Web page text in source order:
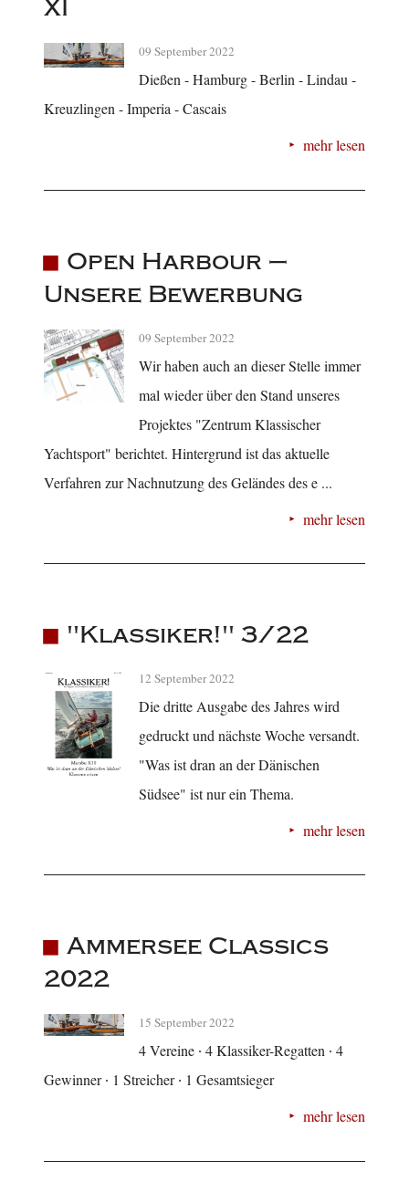
XI
09 September 2022
Dießen - Hamburg - Berlin - Lindau -
Kreuzlingen - Imperia - Cascais
mehr lesen
Open Harbour –
Unsere Bewerbung
09 September 2022
Wir haben auch an dieser Stelle immer
mal wieder über den Stand unseres
Projektes "Zentrum Klassischer
Yachtsport" berichtet. Hintergrund ist das aktuelle
Verfahren zur Nachnutzung des Geländes des e ...
mehr lesen
"Klassiker!" 3/22
12 September 2022
Die dritte Ausgabe des Jahres wird
gedruckt und nächste Woche versandt.
"Was ist dran an der Dänischen
Südsee" ist nur ein Thema.
mehr lesen
Ammersee Classics
2022
15 September 2022
4 Vereine ∙ 4 Klassiker-Regatten ∙ 4
Gewinner ∙ 1 Streicher ∙ 1 Gesamtsieger
mehr lesen